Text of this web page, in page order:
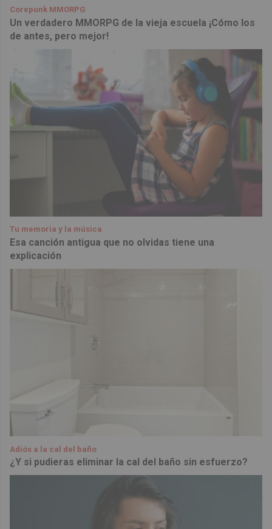
Corepunk MMORPG
Un verdadero MMORPG de la vieja escuela ¡Cómo los
de antes, pero mejor!
Tu memoria y la música
Esa canción antigua que no olvidas tiene una
explicación
Adiós a la cal del baño
¿Y si pudieras eliminar la cal del baño sin esfuerzo?